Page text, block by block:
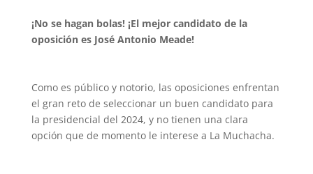
¡No se hagan bolas! ¡El mejor candidato de la
oposición es José Antonio Meade!
Como es público y notorio, las oposiciones enfrentan
el gran reto de seleccionar un buen candidato para
la presidencial del 2024, y no tienen una clara
opción que de momento le interese a La Muchacha.